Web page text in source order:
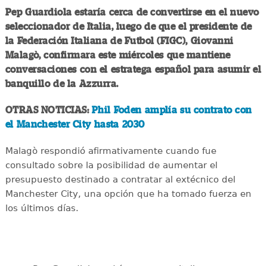
Pep Guardiola estaría cerca de convertirse en el nuevo
seleccionador de Italia, luego de que el presidente de
la Federación Italiana de Futbol (FIGC), Giovanni
Malagò, confirmara este miércoles que mantiene
conversaciones con el estratega español para asumir el
banquillo de la Azzurra.
OTRAS NOTICIAS: Phil Foden amplía su contrato con
el Manchester City hasta 2030
Malagò respondió afirmativamente cuando fue
consultado sobre la posibilidad de aumentar el
presupuesto destinado a contratar al extécnico del
Manchester City, una opción que ha tomado fuerza en
los últimos días.